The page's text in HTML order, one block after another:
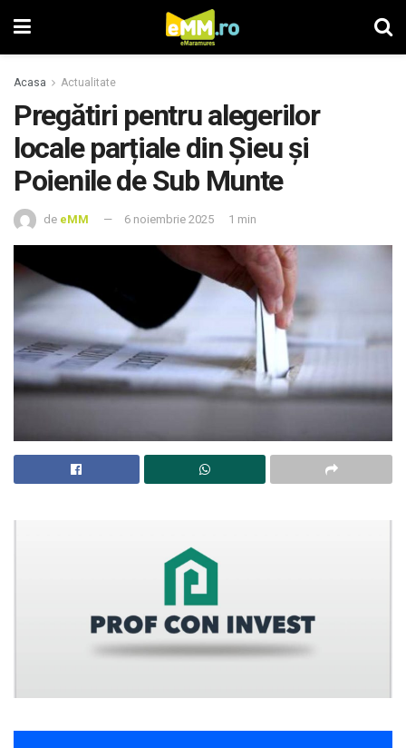
Acasa Actualitate
Pregătiri pentru alegerilor
locale parțiale din Șieu și
Poienile de Sub Munte
de eMM 6 noiembrie 2025 1 min